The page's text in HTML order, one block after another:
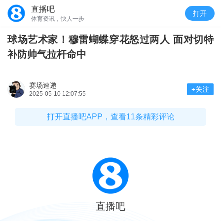
直播吧
体育资讯，快人一步
打开
球场艺术家！穆雷蝴蝶穿花怒过两人 面对切特
补防帅气拉杆命中
赛场速递
2025-05-10 12:07:55
+关注
打开直播吧APP，查看11条精彩评论
直播吧